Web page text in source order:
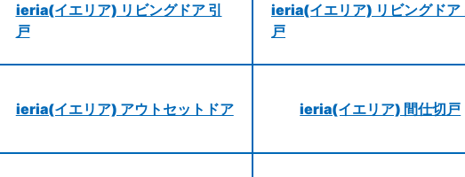
ieria(イエリア) リビングドア 引
戸
ieria(イエリア) リビングドア
戸
ieria(イエリア) アウトセットドア ieria(イエリア) 間仕切戸